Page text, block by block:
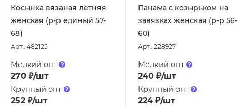
Косынка вязаная летняя
женская (р-р единый 57-
68)
Арт.: 482125
Мелкий опт
270 ₽/шт
Крупный опт
252 ₽/шт
Панама с козырьком на
завязках женская (р-р 56-
60)
Арт.: 228927
Мелкий опт
240 ₽/шт
Крупный опт
224 ₽/шт